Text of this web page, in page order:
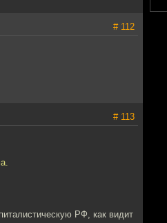
# 112
# 113
РФ, как видит